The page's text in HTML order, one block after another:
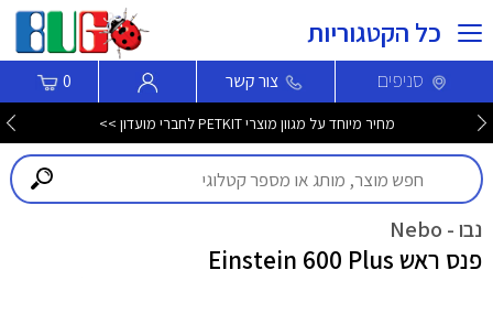
כל הקטגוריות
סניפים צור קשר 0
מחיר מיוחד על מגוון מוצרי PETKIT לחברי מועדון >>
נבו - Nebo
פנס ראש Einstein 600 Plus